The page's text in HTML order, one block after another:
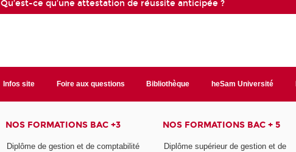
Qu’est-ce qu’une attestation de réussite anticipée ?
Infos site Foire aux questions Bibliothèque heSam Université
NOS FORMATIONS BAC +3
Diplôme de gestion et de comptabilité
NOS FORMATIONS BAC + 5
Diplôme supérieur de gestion et de